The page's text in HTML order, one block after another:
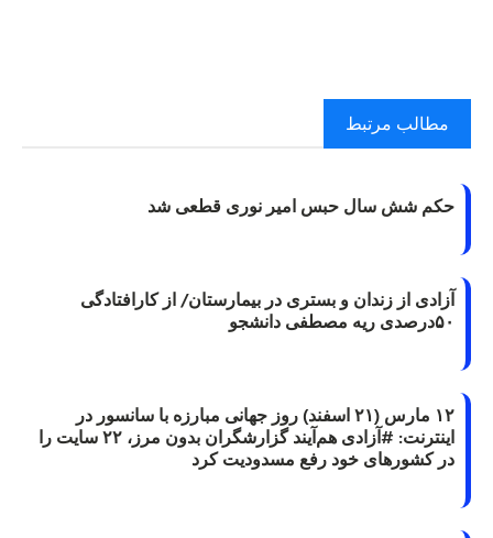
مطالب مرتبط
حکم شش سال حبس امیر نوری قطعی شد
آزادی از زندان و بستری در بیمارستان/ از کارافتادگی
۵۰درصدی ریه مصطفی دانشجو
۱۲ مارس (۲۱ اسفند) روز جهانی مبارزه با سانسور در
اینترنت: #آزادی هم‌آیند گزارشگران‌ بدون مرز، ۲۲ سایت را
در کشورهای خود رفع مسدودیت کرد